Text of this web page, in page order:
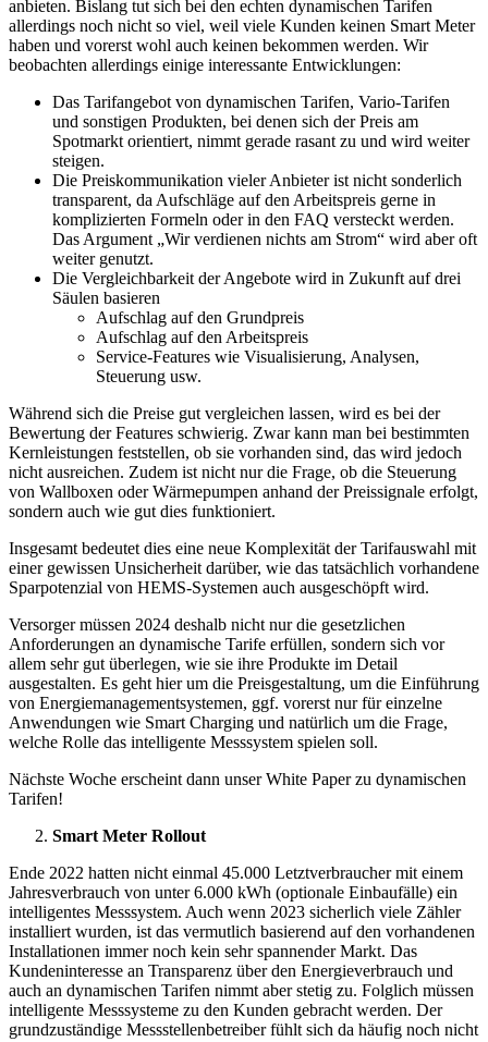
anbieten. Bislang tut sich bei den echten dynamischen Tarifen
allerdings noch nicht so viel, weil viele Kunden keinen Smart Meter
haben und vorerst wohl auch keinen bekommen werden. Wir
beobachten allerdings einige interessante Entwicklungen:
Das Tarifangebot von dynamischen Tarifen, Vario-Tarifen
und sonstigen Produkten, bei denen sich der Preis am
Spotmarkt orientiert, nimmt gerade rasant zu und wird weiter
steigen.
Die Preiskommunikation vieler Anbieter ist nicht sonderlich
transparent, da Aufschläge auf den Arbeitspreis gerne in
komplizierten Formeln oder in den FAQ versteckt werden.
Das Argument „Wir verdienen nichts am Strom“ wird aber oft
weiter genutzt.
Die Vergleichbarkeit der Angebote wird in Zukunft auf drei
Säulen basieren
Aufschlag auf den Grundpreis
Aufschlag auf den Arbeitspreis
Service-Features wie Visualisierung, Analysen,
Steuerung usw.
Während sich die Preise gut vergleichen lassen, wird es bei der
Bewertung der Features schwierig. Zwar kann man bei bestimmten
Kernleistungen feststellen, ob sie vorhanden sind, das wird jedoch
nicht ausreichen. Zudem ist nicht nur die Frage, ob die Steuerung
von Wallboxen oder Wärmepumpen anhand der Preissignale erfolgt,
sondern auch wie gut dies funktioniert.
Insgesamt bedeutet dies eine neue Komplexität der Tarifauswahl mit
einer gewissen Unsicherheit darüber, wie das tatsächlich vorhandene
Sparpotenzial von HEMS-Systemen auch ausgeschöpft wird.
Versorger müssen 2024 deshalb nicht nur die gesetzlichen
Anforderungen an dynamische Tarife erfüllen, sondern sich vor
allem sehr gut überlegen, wie sie ihre Produkte im Detail
ausgestalten. Es geht hier um die Preisgestaltung, um die Einführung
von Energiemanagementsystemen, ggf. vorerst nur für einzelne
Anwendungen wie Smart Charging und natürlich um die Frage,
welche Rolle das intelligente Messsystem spielen soll.
Nächste Woche erscheint dann unser White Paper zu dynamischen
Tarifen!
Smart Meter Rollout
Ende 2022 hatten nicht einmal 45.000 Letztverbraucher mit einem
Jahresverbrauch von unter 6.000 kWh (optionale Einbaufälle) ein
intelligentes Messsystem. Auch wenn 2023 sicherlich viele Zähler
installiert wurden, ist das vermutlich basierend auf den vorhandenen
Installationen immer noch kein sehr spannender Markt. Das
Kundeninteresse an Transparenz über den Energieverbrauch und
auch an dynamischen Tarifen nimmt aber stetig zu. Folglich müssen
intelligente Messsysteme zu den Kunden gebracht werden. Der
grundzuständige Messstellenbetreiber fühlt sich da häufig noch nicht